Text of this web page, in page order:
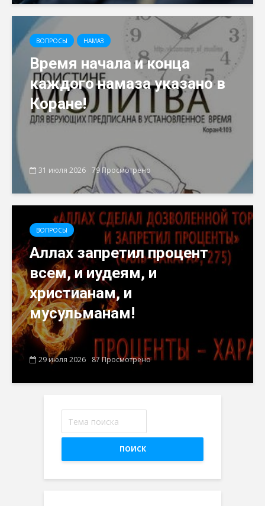
ВОПРОСЫ НАМАЗ
Время начала и конца
каждого намаза указано в
Коране!
31 июля 2026 79 Просмотрено
ВОПРОСЫ
Аллах запретил процент
всем, и иудеям, и
христианам, и
мусульманам!
29 июля 2026 87 Просмотрено
ПОИСК